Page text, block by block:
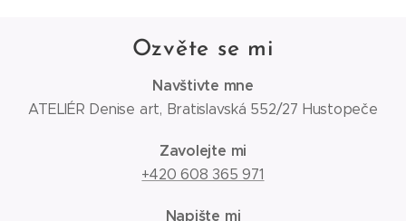
Ozvěte se mi
Navštivte mne
ATELIÉR Denise art, Bratislavská 552/27 Hustopeče
Zavolejte mi
+420 608 365 971
Napište mi